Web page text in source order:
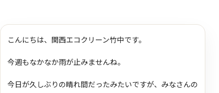
こんにちは、関西エコクリーン竹中です。
今週もなかなか雨が止みませんね。
今日が久しぶりの晴れ間だったみたいですが、みなさんの